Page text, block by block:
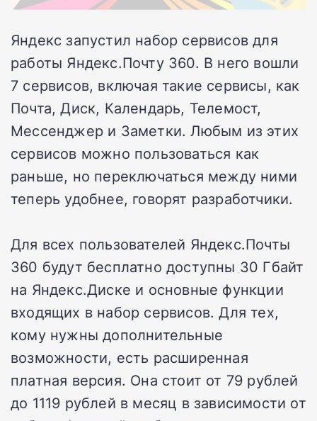
Яндекс запустил набор сервисов для
работы Яндекс.Почту 360. В него вошли
7 сервисов, включая такие сервисы, как
Почта, Диск, Календарь, Телемост,
Мессенджер и Заметки. Любым из этих
сервисов можно пользоваться как
раньше, но переключаться между ними
теперь удобнее, говорят разработчики.
Для всех пользователей Яндекс.Почты
360 будут бесплатно доступны 30 Гбайт
на Яндекс.Диске и основные функции
входящих в набор сервисов. Для тех,
кому нужны дополнительные
возможности, есть расширенная
платная версия. Она стоит от 79 рублей
до 1119 рублей в месяц в зависимости от